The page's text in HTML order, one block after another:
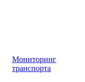
Мониторинг
транспорта